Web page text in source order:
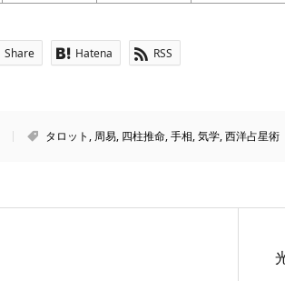
Share Hatena RSS
タロット , 周易, 四柱推命,手相,気学,西洋占星術